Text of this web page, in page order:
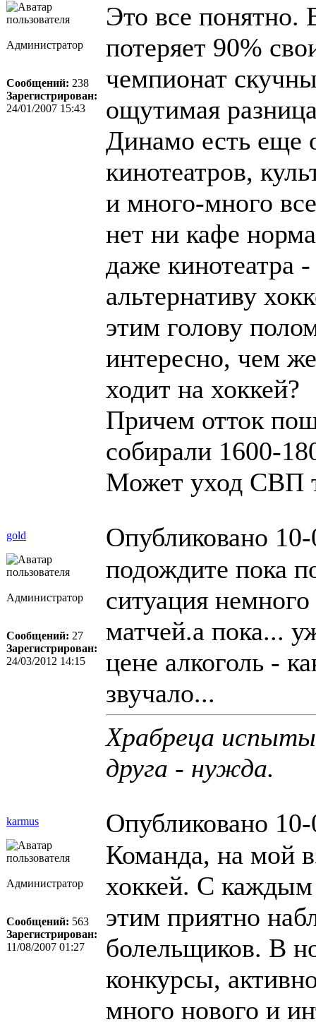
Администратор
Сообщений: 238
Зарегистрирован:
24/01/2007 15:43
Это все
потеряет 90%
чемпионат
ощутимая
Динамо есть еще
кинотеатров,
и много-много
нет ни кафе
даже
альтернативу
этим голову
интересно, чем
ходит на хоккей?
Причем отток
собирали 1600-
Может уход СВП
gold Опубликовано
Администратор
Сообщений: 27
Зарегистрирован:
24/03/2012 14:15
подождите пока
ситуация
матчей.а пока...
цене алкоголь -
звучало...
Храбреца
друга - нужда.
karmus Опубликовано
Администратор
Сообщений: 563
Зарегистрирован:
11/08/2007 01:27
Команда, на мой
хоккей. С каждым
этим приятно
болельщиков. В
конкурсы,
много нового и